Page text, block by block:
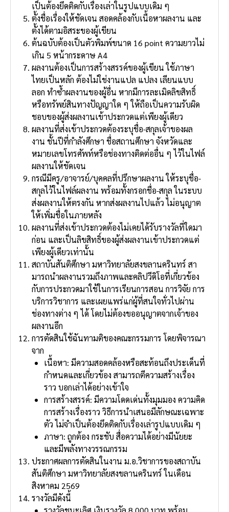
เป็นต้องยึดติดกับเรื่องเล่าในรูปแบบเดิม ๆ
ตั้งชื่อเรื่องให้ชัดเจน สอดคล้องกับเนื้อหาผลงาน และ
ตั้งได้ตามอิสระของผู้เขียน
ต้นฉบับต้องเป็นตัวพิมพ์ขนาด 16 point ความยาวไม่
เกิน 5 หน้ากระดาษ A4
ผลงานต้องเป็นการสร้างสรรค์ของผู้เขียน ใช้ภาษา
ไทยเป็นหลัก ต้องไม่ใช่งานแปล แปลง เลียนแบบ
ลอก ทําซ้ําผลงานของผู้อื่น หากมีการละเมิดลิขสิทธิ์
หรือทรัพย์สินทางปัญญาใด ๆ ให้ถือเป็นความรับผิด
ชอบของผู้ส่งผลงานเข้าประกวดแต่เพียงผู้เดียว
ผลงานที่ส่งเข้าประกวดต้องระบุชื่อ-สกุลเจ้าของผล
งาน ชั้นปีที่กําลังศึกษา ชื่อสถานศึกษา จังหวัดและ
หมายเลขโทรศัพท์หรือช่องทางติดต่ออื่น ๆ ไว้ในไฟล์
ผลงานให้ชัดเจน
กรณีมีครู/อาจารย์/บุคคลที่ปรึกษาผลงาน ให้ระบุชื่อ-
สกุลไว้ในไฟล์ผลงาน พร้อมทั้งกรอกชื่อ-สกุล ในระบบ
ส่งผลงานให้ตรงกัน หากส่งผลงานไปแล้ว ไม่อนุญาต
ให้เพิ่มชื่อในภายหลัง
ผลงานที่ส่งเข้าประกวดต้องไม่เคยได้รับรางวัลที่ใดมา
ก่อน และเป็นลิขสิทธิ์ของผู้ส่งผลงานเข้าประกวดแต่
เพียงผู้เดียวเท่านั้น
สถาบันสันติศึกษา มหาวิทยาลัยสงขลานครินทร์ สา
มารถนําผลงานรวมถึงภาพและคลิปวีดิโอที่เกี่ยวข้อง
กับการประกวดมาใช้ในการเรียนการสอน การวิจัย การ
บริการวิชาการ และเผยแพร่แก่ผู้ที่สนใจทั่วไปผ่าน
ช่องทางต่าง ๆ ได้ โดยไม่ต้องขออนุญาตจากเจ้าของ
ผลงานอีก
การตัดสินใช้ฉันทามติของคณะกรรมการ โดยพิจารณา
จาก
เนื้อหา: มีความสอดคล้องหรือสะท้อนถึงประเด็นที่
กําหนดและเกี่ยวข้อง สามารถตีความสร้างเรื่อง
ราว บอกเล่าได้อย่างเข้าใจ
การสร้างสรรค์: มีความโดดเด่นทั้งมุมมอง ความคิด
การสร้างเรื่องราว วิธีการนําเสนอมีลักษณะเฉพาะ
ตัว ไม่จําเป็นต้องยึดติดกับเรื่องเล่ารูปแบบเดิม ๆ
ภาษา: ถูกต้อง กระชับ สื่อความได้อย่างมีนัยยะ
และมีพลังทางวรรณกรรม
ประกาศผลการตัดสินในงาน ม.อ.วิชาการของสถาบัน
สันติศึกษา มหาวิทยาลัยสงขลานครินทร์ ในเดือน
สิงหาคม 2569
รางวัลมีดังนี้